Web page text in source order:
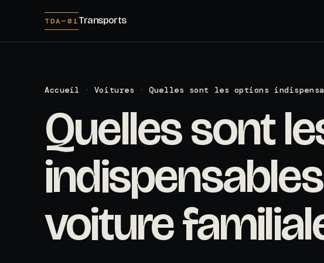
TDA—01Transports
Accueil · Voitures · Quelles sont les options
Quelles sont
voiture